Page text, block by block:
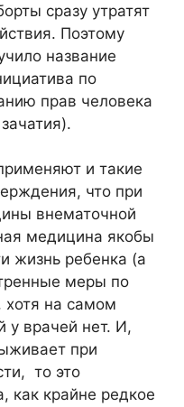
сразу утратят
Поэтому
название
по
прав человека
и такие
что при
внематочной
медицина якобы
жизнь ребенка (а
меры по
хотя на самом
у врачей нет. И,
при
то это
как крайне редкое